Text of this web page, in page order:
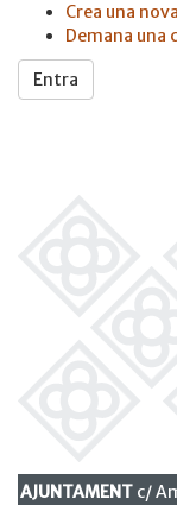
Crea una
Demana una
Entra
AJUNTAMENTc/